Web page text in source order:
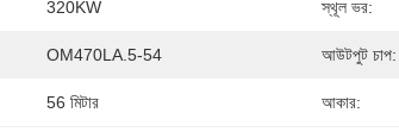
320KW স্থূল ভর:
OM470LA.5-54 আউটপুট চাপ:
56 মিটার আকার: